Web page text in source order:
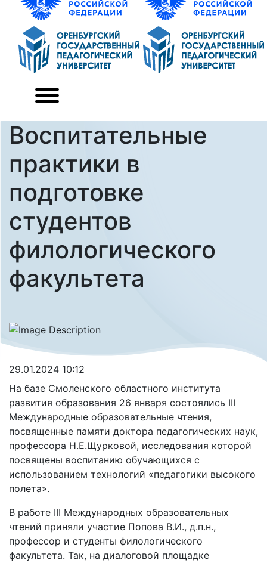
Воспитательные
практики в
подготовке
студентов
филологического
факультета
29.01.2024 10:12
На базе Смоленского областного института
развития образования 26 января состоялись III
Международные образовательные чтения,
посвященные памяти доктора педагогических наук,
профессора Н.Е.Щурковой, исследования которой
посвящены воспитанию обучающихся с
использованием технологий «педагогики высокого
полета».
В работе III Международных образовательных
чтений приняли участие Попова В.И., д.п.н.,
профессор и студенты филологического
факультета. Так, на диалоговой площадке